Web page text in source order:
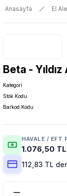
Anasayfa El
Beta -
Kategori
Stok Kodu
Barkod Kodu
HAVALE / EFT
1.076,50 TL
112,83 TL